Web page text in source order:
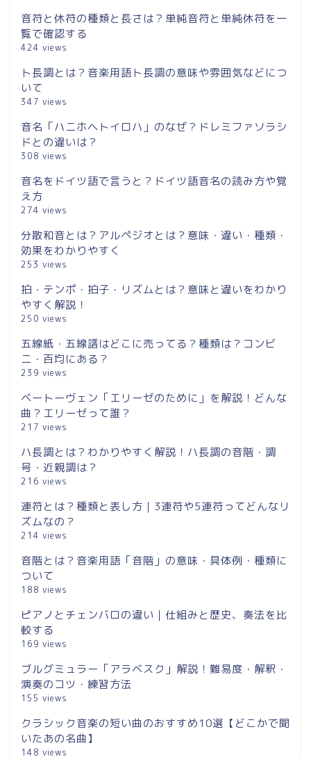
音符と休符の種類と長さは？単純音符と単純休符を一
覧で確認する
424 views
ト長調とは？音楽用語ト長調の意味や雰囲気などにつ
いて
347 views
音名「ハニホヘトイロハ」のなぜ？ドレミファソラシ
ドとの違いは？
308 views
音名をドイツ語で言うと？ドイツ語音名の読み方や覚
え方
274 views
分散和音とは？アルペジオとは？意味・違い・種類・
効果をわかりやすく
253 views
拍・テンポ・拍子・リズムとは？意味と違いをわかり
やすく解説！
250 views
五線紙・五線譜はどこに売ってる？種類は？コンビ
ニ・百均にある？
239 views
ベートーヴェン「エリーゼのために」を解説！どんな
曲？エリーゼって誰？
217 views
ハ長調とは？わかりやすく解説！ハ長調の音階・調
号・近親調は？
216 views
連符とは？種類と表し方｜3連符や5連符ってどんなリ
ズムなの？
214 views
音階とは？音楽用語「音階」の意味・具体例・種類に
ついて
188 views
ピアノとチェンバロの違い｜仕組みと歴史、奏法を比
較する
169 views
ブルグミュラー「アラベスク」解説！難易度・解釈・
演奏のコツ・練習方法
155 views
クラシック音楽の短い曲のおすすめ10選【どこかで聞
いたあの名曲】
148 views